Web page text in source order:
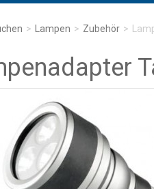
> Lampen > Zubehör >